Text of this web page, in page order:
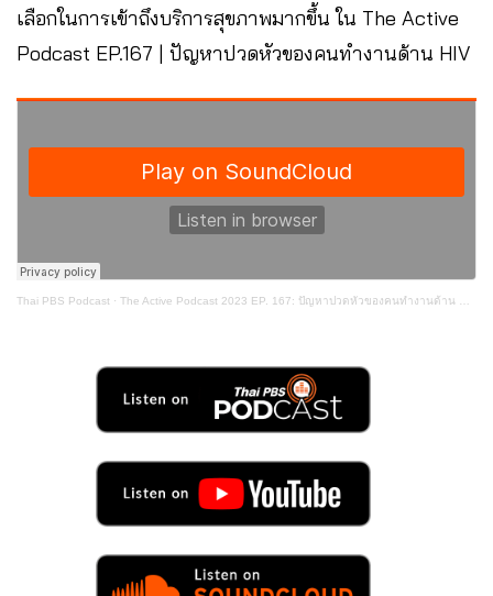
เลือกในการเข้าถึงบริการสุขภาพมากขึ้น ใน The Active
Podcast EP.167 | ปัญหาปวดหัวของคนทำงานด้าน HIV
Thai PBS Podcast · The Active Podcast 2023 EP. 167: ปัญหาปวดหัวของคนทำงานด้าน HIV